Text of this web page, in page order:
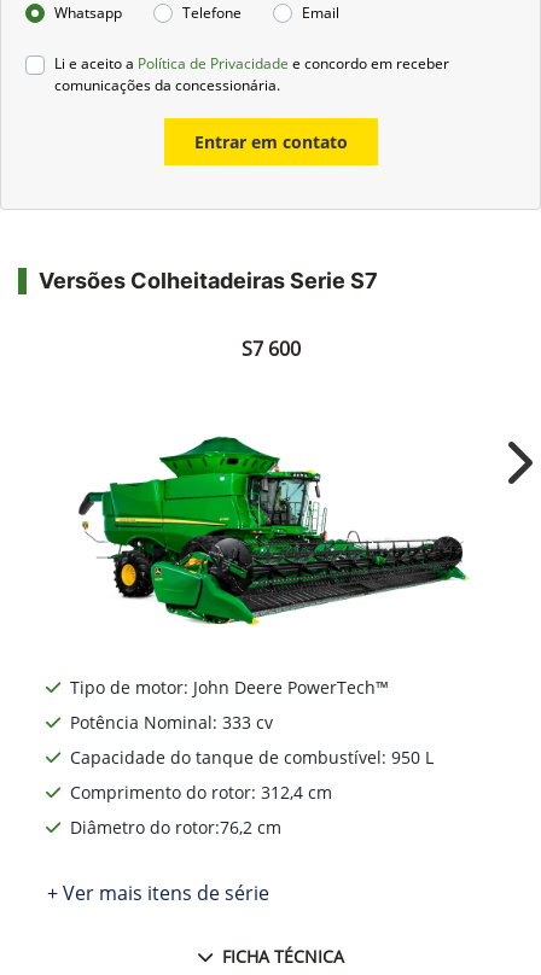
Whatsapp Telefone Email
Li e aceito a Política de Privacidade e concordo em receber
comunicações da concessionária.
Entrar em contato
Versões Colheitadeiras Serie S7
S7 600
Tipo de motor: John Deere PowerTech™
Potência Nominal: 333 cv
Capacidade do tanque de combustível: 950 L
Comprimento do rotor: 312,4 cm
Diâmetro do rotor:76,2 cm
+ Ver mais itens de série
FICHA TÉCNICA